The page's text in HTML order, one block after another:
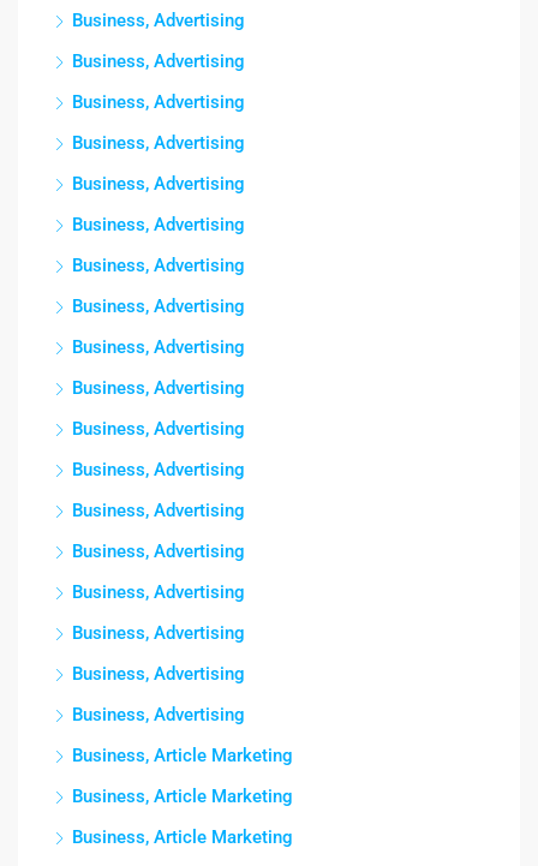
Business, Advertising
Business, Advertising
Business, Advertising
Business, Advertising
Business, Advertising
Business, Advertising
Business, Advertising
Business, Advertising
Business, Advertising
Business, Advertising
Business, Advertising
Business, Advertising
Business, Advertising
Business, Advertising
Business, Advertising
Business, Advertising
Business, Advertising
Business, Advertising
Business, Article Marketing
Business, Article Marketing
Business, Article Marketing